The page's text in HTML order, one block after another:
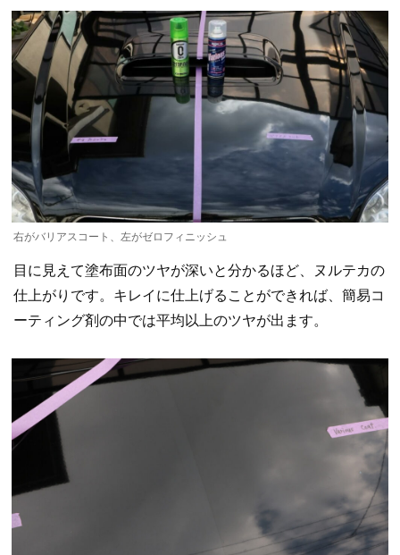
右がバリアスコート、左がゼロフィニッシュ
目に見えて塗布面のツヤが深いと分かるほど、ヌルテカの
仕上がりです。キレイに仕上げることができれば、簡易コ
ーティング剤の中では平均以上のツヤが出ます。